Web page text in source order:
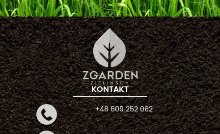
KONTAKT
+48 609 252 062